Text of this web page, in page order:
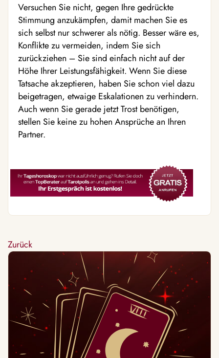
Versuchen Sie nicht, gegen Ihre gedrückte
Stimmung anzukämpfen, damit machen Sie es
sich selbst nur schwerer als nötig. Besser wäre es,
Konflikte zu vermeiden, indem Sie sich
zurückziehen – Sie sind einfach nicht auf der
Höhe Ihrer Leistungsfähigkeit. Wenn Sie diese
Tatsache akzeptieren, haben Sie schon viel dazu
beigetragen, etwaige Eskalationen zu verhindern.
Auch wenn Sie gerade jetzt Trost benötigen,
stellen Sie keine zu hohen Ansprüche an Ihren
Partner.
Zurück